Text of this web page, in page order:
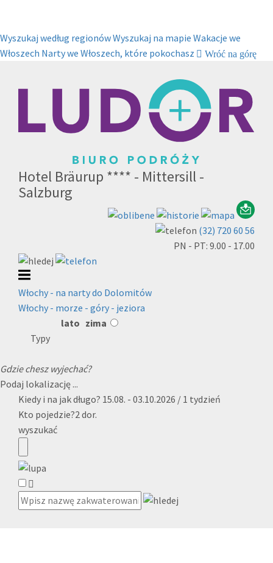
Wyszukaj według regionówWyszukaj na mapie Wakacje we
Włoszech Narty we Włoszech, które pokochasz Wróć na górę
Hotel Bräurup **** - Mittersill -
Salzburg
(32) 720 60 56
PN - PT: 9.00 - 17.00
Włochy - na narty do Dolomitów
Włochy - morze - góry - jeziora
lato zima
Typy
Gdzie chesz wyjechać?
Podaj lokalizację ...
Kiedy i na jak długo? 15.08. - 03.10.2026 / 1 tydzień
Kto pojedzie?2 dor.
wyszukać